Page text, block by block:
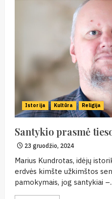
Istorija Kultūra Religija
Santykio prasmė
23 gruodžio, 2024
Marius Kundrotas, idėjų
erdvės kimšte užkimštos
pamokymais, jog santykiai